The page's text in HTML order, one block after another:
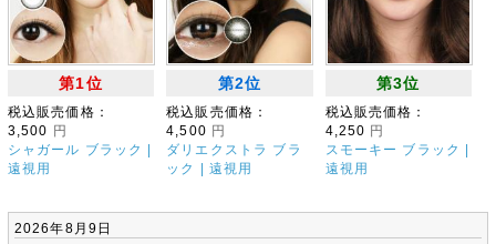
第1位
税込販売価格：
3,500
円
シャガール ブラック |
遠視用
第2位
税込販売価格：
4,500 円
ダリエクストラ ブラ
ック | 遠視用
第3位
税込販売価格：
4,250 円
スモーキー ブラック |
遠視用
2026年8月9日